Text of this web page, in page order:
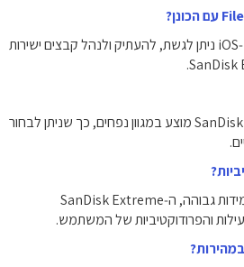
באמצעות אפליקציית Files ב‑iOS ניתן לגשת, להעתיק ולנהל קבצים ישירות
ה‑SanDisk Extreme Portable SSD מוצע במגוון נפחים, כך שניתן לבחור
באמצעות ביצועים מהירים ועמידות גבוהה, ה‑SanDisk Extreme